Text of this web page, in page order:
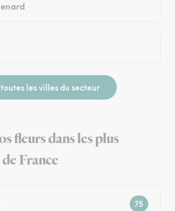
les villes du secteur
fleurs dans les plus
France